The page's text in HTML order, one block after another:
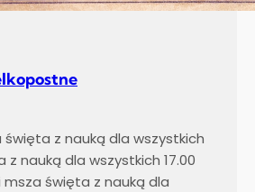
święta z nauką dla wszystkich
z nauką dla wszystkich 17.00
msza święta z nauką dla